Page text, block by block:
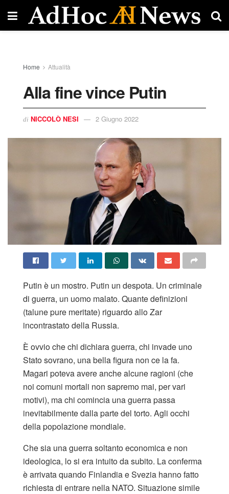
Home Attualità
Alla fine vince Putin
di NICCOLÒ NESI 2 Giugno 2022
Putin è un mostro. Putin un despota. Un criminale
di guerra, un uomo malato. Quante definizioni
(talune pure meritate) riguardo allo Zar
incontrastato della Russia.
È ovvio che chi dichiara guerra, chi invade uno
Stato sovrano, una bella figura non ce la fa.
Magari poteva avere anche alcune ragioni (che
noi comuni mortali non sapremo mai, per vari
motivi), ma chi comincia una guerra passa
inevitabilmente dalla parte del torto. Agli occhi
della popolazione mondiale.
Che sia una guerra soltanto economica e non
ideologica, lo si era intuito da subito. La conferma
è arrivata quando Finlandia e Svezia hanno fatto
richiesta di entrare nella NATO. Situazione simile